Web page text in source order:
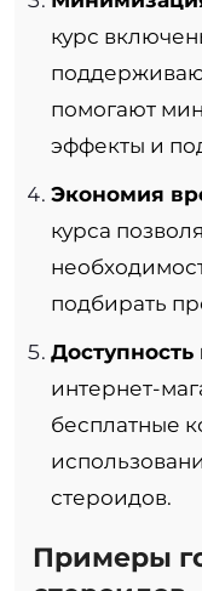
курс
помогают
эффекты и
Экономия
курса
подбирать
Доступность
интернет-
бесплатные
стероидов.
Примеры